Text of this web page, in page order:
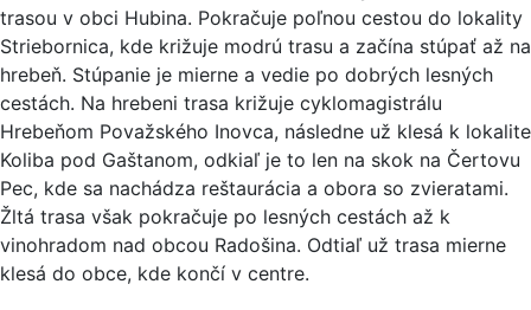
trasou v obci Hubina. Pokračuje poľnou cestou do lokality
Striebornica, kde križuje modrú trasu a začína stúpať až na
hrebeň. Stúpanie je mierne a vedie po dobrých lesných
cestách. Na hrebeni trasa križuje cyklomagistrálu
Hrebeňom Považského Inovca, následne už klesá k lokalite
Koliba pod Gaštanom, odkiaľ je to len na skok na Čertovu
Pec, kde sa nachádza reštaurácia a obora so zvieratami.
Žltá trasa však pokračuje po lesných cestách až k
vinohradom nad obcou Radošina. Odtiaľ už trasa mierne
klesá do obce, kde končí v centre.